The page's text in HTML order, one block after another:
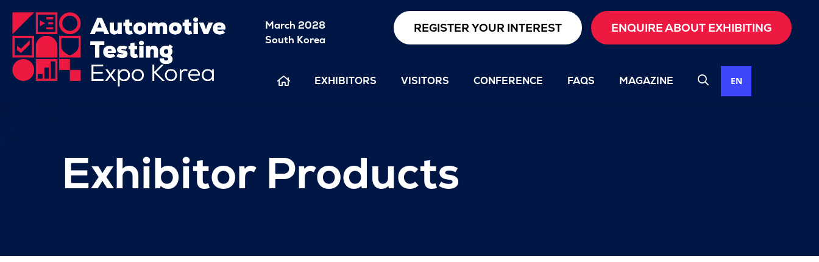
March 2028
South Korea
REGISTER YOUR INTEREST ENQUIRE ABOUT EXHIBITING
EXHIBITORS VISITORS CONFERENCE FAQS MAGAZINE EN
Exhibitor Products